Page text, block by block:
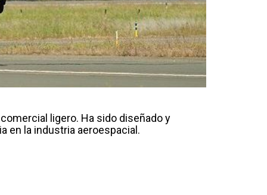
ligero. Ha sido diseñado y
en la industria aeroespacial.